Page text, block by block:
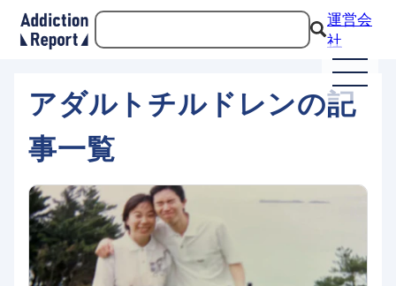
運営会
社
アダルトチルドレンの記
事一覧